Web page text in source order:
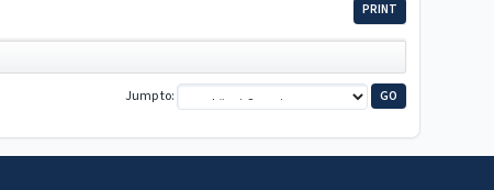
PRINT
Jump to